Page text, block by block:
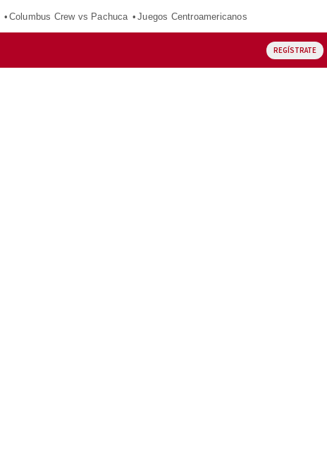
Columbus Crew vs Pachuca Juegos Centroamericanos
REGÍSTRATE